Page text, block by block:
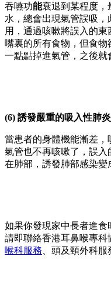
吞嚥功能衰退到某程度，
水，總會出現氣管誤吸
用，通過咳嗽將誤入的
嘴裏的所有食物，但食
一點點掉進氣管，之後就
(6) 誘發嚴重的吸入性肺炎
當患者的身體機能漸差，
氣管也不再咳嗽了，誤入
在肺部，誘發肺部感染變
如果你發現家中長者進食
請即聯絡香港耳鼻喉專科
喉科服務 、頭及頸外科服